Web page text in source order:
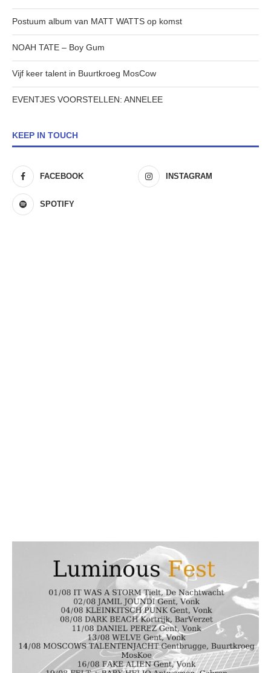
Postuum album van MATT WATTS op komst
NOAH TATE – Boy Gum
Vijf keer talent in Buurtkroeg MosCow
EVENTJES VOORSTELLEN: ANNELEE
KEEP IN TOUCH
FACEBOOK INSTAGRAM
SPOTIFY